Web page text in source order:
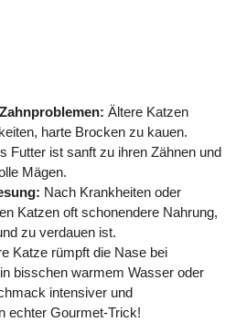
Ältere Katzen
harte Brocken zu kauen.
Futter ist sanft zu ihren Zähnen und
Mägen.
Nach Krankheiten oder
Katzen oft schonendere Nahrung,
zu verdauen ist.
Katze rümpft die Nase bei
bisschen warmem Wasser oder
intensiver und
echter Gourmet-Trick!